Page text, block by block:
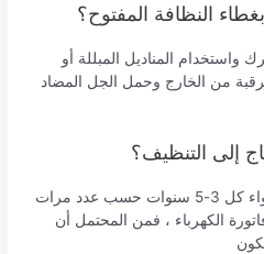
النظافة المفتوح؟
واستخدام المناديل المبللة أو
من الخارج وحمل الجل المضاد
إلى التنظيف؟
أنت بحاجة إلى تنظيف مكيف الهواء كل 3-5 سنوات حسب عدد مرات
الكهرباء ، فمن المحتمل أن